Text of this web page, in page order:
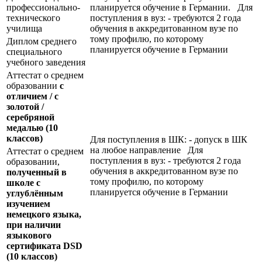
планируется обучение в Германии. Для
поступления в вуз: - требуются 2 года
обучения в аккредитованном вузе по
тому профилю, по которому
планируется обучение в Германии
профессионально-
технического
училища
Диплом среднего
специального
учебного заведения
Аттестат о среднем
образовании с
отличием / с
золотой /
серебряной
медалью (10
классов)
Для поступления в ШК: - допуск в ШК
на любое направление Для
поступления в вуз: - требуются 2 года
обучения в аккредитованном вузе по
тому профилю, по которому
планируется обучение в Германии
Аттестат о среднем
образовании,
полученный в
школе с
углублённым
изучением
немецкого языка,
при наличии
языкового
сертификата DSD
(10 классов)